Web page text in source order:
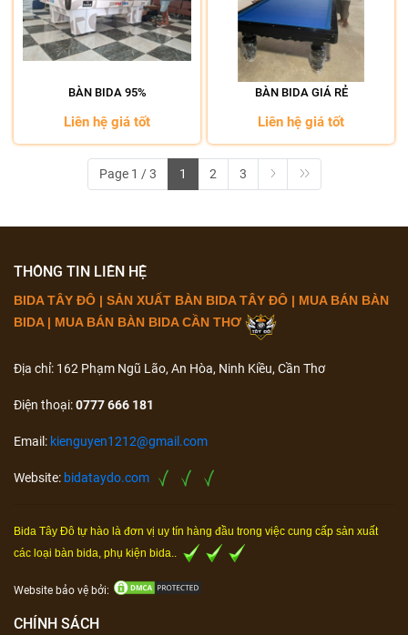
BÀN BIDA 95%
Liên hệ giá tốt
BÀN BIDA GIÁ RẺ
Liên hệ giá tốt
Page 1 / 3 1 2 3
THÔNG TIN LIÊN HỆ
BIDA TÂY ĐÔ | SẢN XUẤT BÀN BIDA TÂY ĐÔ | MUA BÁN BÀN
BIDA | MUA BÁN BÀN BIDA CẦN THƠ
Địa chỉ: 162 Phạm Ngũ Lão, An Hòa, Ninh Kiều, Cần Thơ
Điện thoại:0777 666 181
Email: kienguyen1212@gmail.com
Website: bidataydo.com
Bida Tây Đô tự hào là đơn vị uy tín hàng đầu trong việc cung cấp sản xuất
các loại bàn bida, phụ kiện bida..
Website bảo vệ bởi:
CHÍNH SÁCH